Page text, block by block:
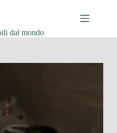
dal mondo